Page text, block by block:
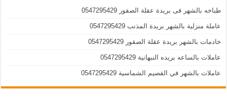
طباخه بالشهر فى بريدة عقلة الصقور 0547295429
عاملة منزلية بالشهر بريدة المذنب 0547295429
خادمات بالشهر بريدة عقلة الصقور 0547295429
عاملات بالساعه بريده النبهانية 0547295429
عاملات بالشهر في القصيم الشماسية 0547295429